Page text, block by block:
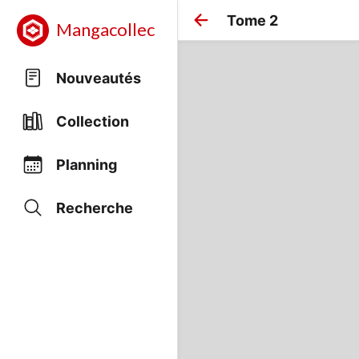
Mangacollec
Nouveautés
Collection
Planning
Recherche
Tome 2